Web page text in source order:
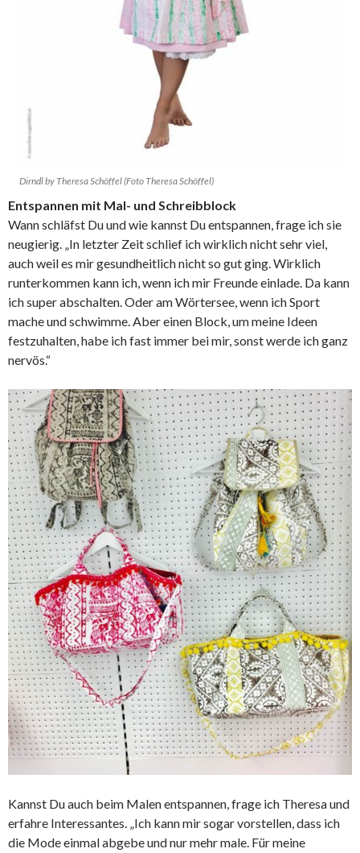
Dirndl by Theresa Schöffel (Foto Theresa Schöffel)
Entspannen mit Mal- und Schreibblock
Wann schläfst Du und wie kannst Du entspannen, frage ich sie
neugierig. „In letzter Zeit schlief ich wirklich nicht sehr viel,
auch weil es mir gesundheitlich nicht so gut ging. Wirklich
runterkommen kann ich, wenn ich mir Freunde einlade. Da kann
ich super abschalten. Oder am Wörtersee, wenn ich Sport
mache und schwimme. Aber einen Block, um meine Ideen
festzuhalten, habe ich fast immer bei mir, sonst werde ich ganz
nervös.“
Kannst Du auch beim Malen entspannen, frage ich Theresa und
erfahre Interessantes. „Ich kann mir sogar vorstellen, dass ich
die Mode einmal abgebe und nur mehr male. Für meine